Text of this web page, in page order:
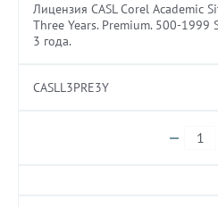
Лицензия CASL Corel Academic
Three Years. Premium. 500-1999
3 года.
CASLL3PRE3Y